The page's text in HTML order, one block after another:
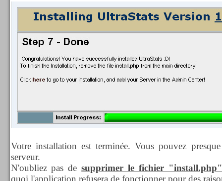
Votre installation est terminée. Vous pouvez
serveur.
N'oubliez pas desupprimer le fichier "install.php"
quoi l'application refusera de fonctionner pour des